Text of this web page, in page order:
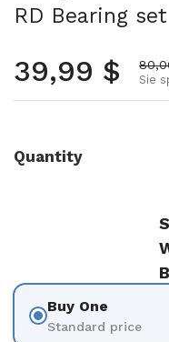
RD Bearing set
Regulärer
39,99 $ Sie
Quantity
Buy One
Standard price